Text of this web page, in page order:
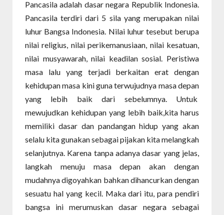
Pancasila adalah dasar negara Republik Indonesia.
Pancasila terdiri dari 5 sila yang merupakan nilai
luhur Bangsa Indonesia. Nilai luhur tesebut berupa
nilai religius, nilai perikemanusiaan, nilai kesatuan,
nilai musyawarah, nilai keadilan sosial. Peristiwa
masa lalu yang terjadi berkaitan erat dengan
kehidupan masa kini guna terwujudnya masa depan
yang lebih baik dari sebelumnya. Untuk
mewujudkan kehidupan yang lebih baik,kita harus
memiliki dasar dan pandangan hidup yang akan
selalu kita gunakan sebagai pijakan kita melangkah
selanjutnya. Karena tanpa adanya dasar yang jelas,
langkah menuju masa depan akan dengan
mudahnya digoyahkan bahkan dihancurkan dengan
sesuatu hal yang kecil. Maka dari itu, para pendiri
bangsa ini merumuskan dasar negara sebagai